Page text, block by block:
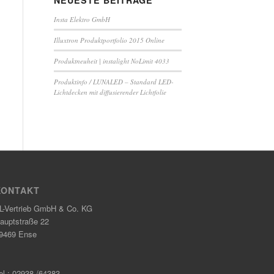
Insta Elektro GmbH
Illuxtron Produktportfolio 2015 Online
Produktneuheit | instalight NoLimit 4033
Produktinfo / LUNALED – Standard LED-
Lichtdecken mit diffusierender Lichtfolie
Vertrieb GmbH & Co. KG
22
Ense